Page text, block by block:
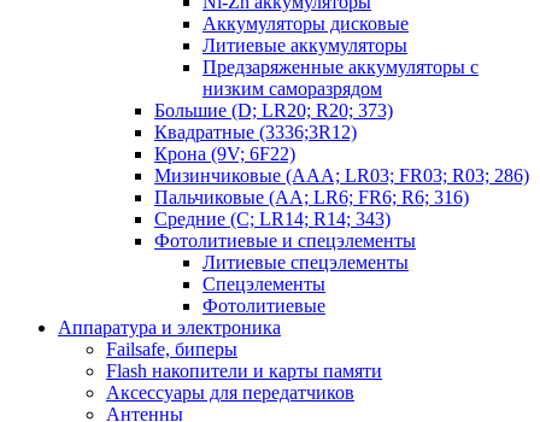
Аккумуляторы дисковые
Литиевые аккумуляторы
Предзаряженные аккумуляторы с
низким саморазрядом
Большие (D; LR20; R20; 373)
Квадратные (3336;3R12)
Крона (9V; 6F22)
Мизинчиковые (AAA; LR03; FR03; R03; 286)
Пальчиковые (AA; LR6; FR6; R6; 316)
Средние (C; LR14; R14; 343)
Фотолитиевые и спецэлементы
Литиевые спецэлементы
Спецэлементы
Фотолитиевые
Аппаратура и электроника
Failsafe, биперы
Flash накопители и карты памяти
Аксессуары для передатчиков
Антенны